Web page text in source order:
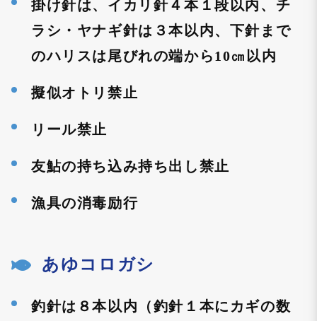
掛け針は、イカリ針４本１段以内、チ
ラシ・ヤナギ針は３本以内、下針まで
のハリスは尾びれの端から10㎝以内
擬似オトリ禁止
リール禁止
友鮎の持ち込み持ち出し禁止
漁具の消毒励行
あゆコロガシ
釣針は８本以内（釣針１本にカギの数